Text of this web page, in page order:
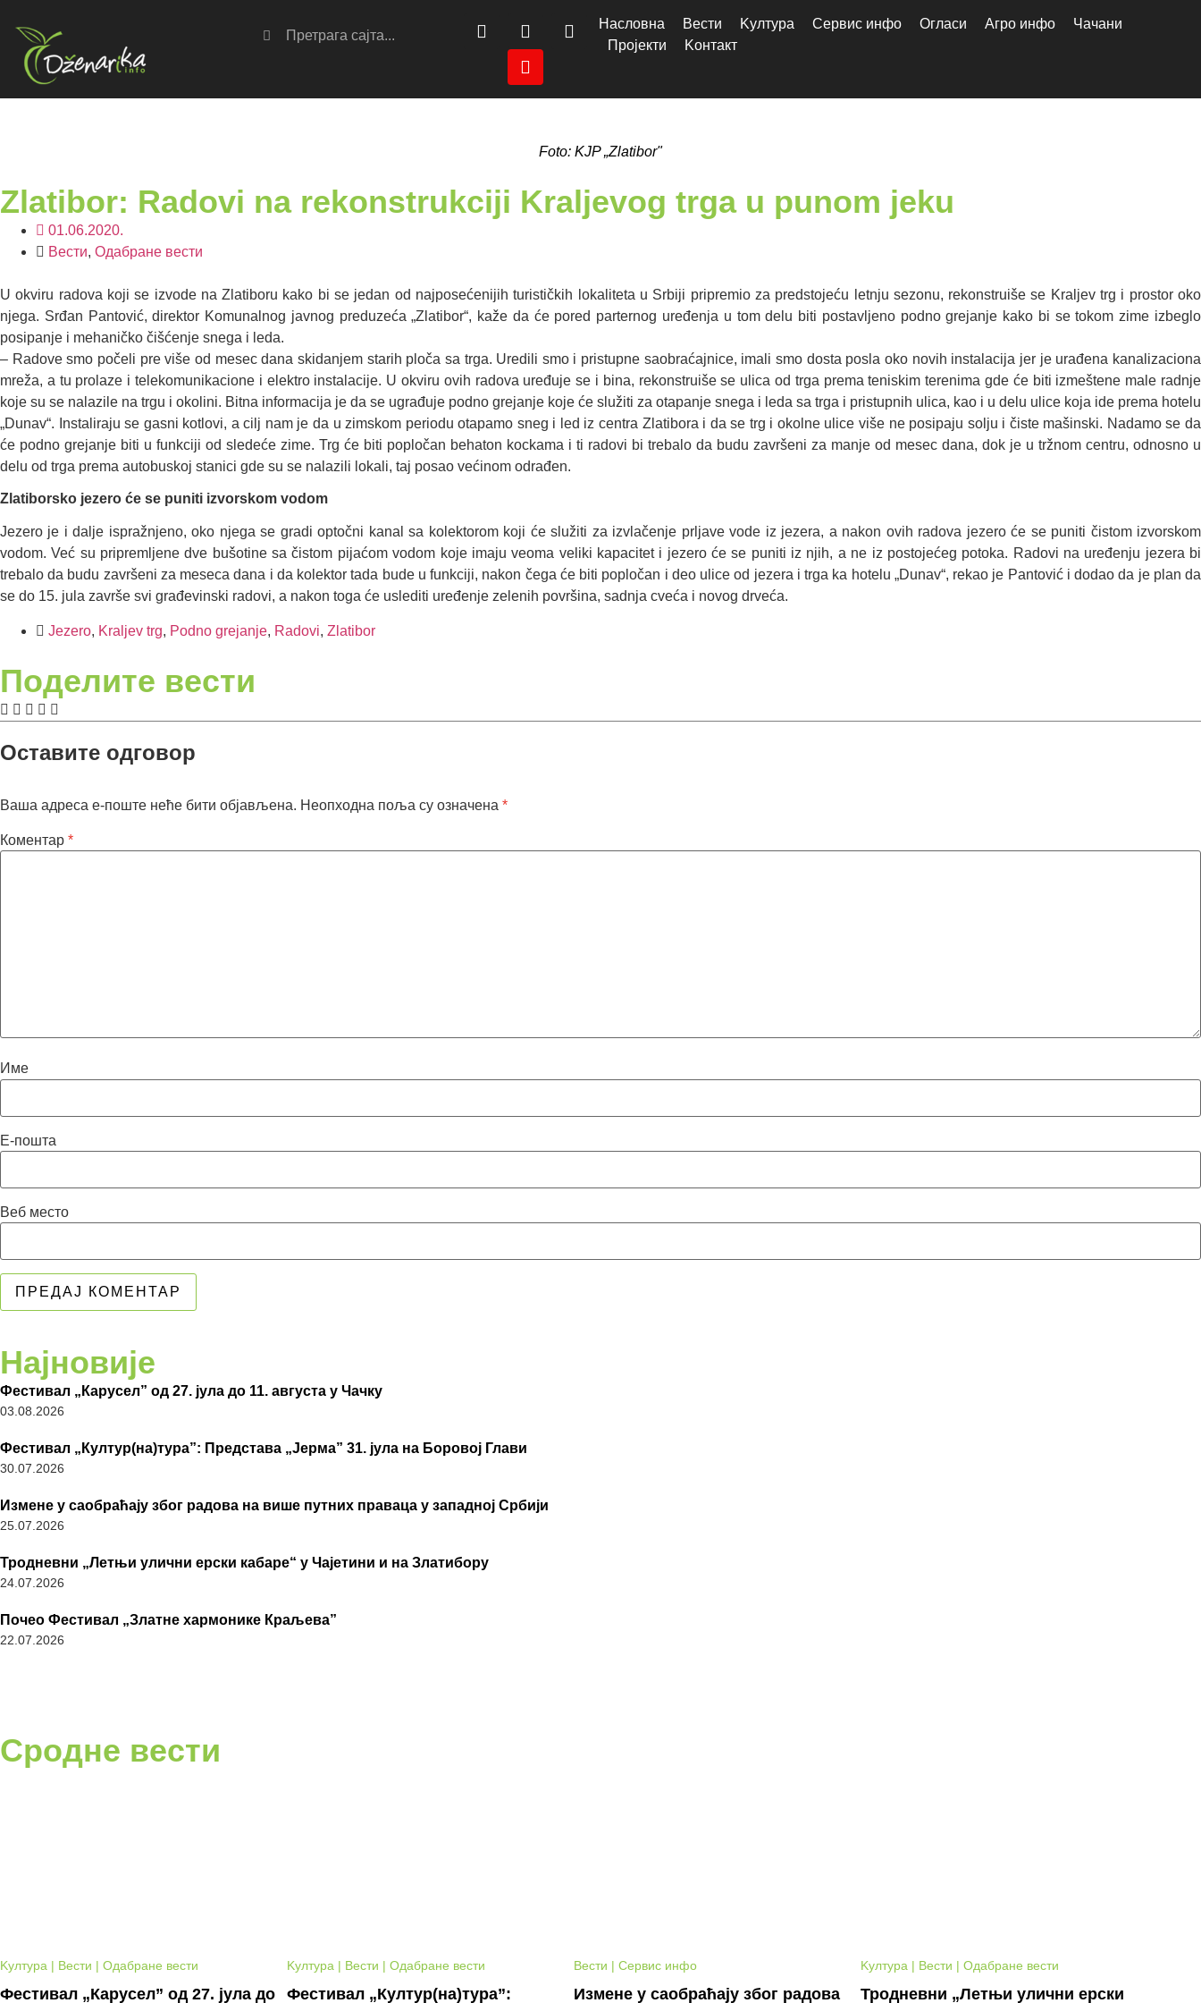
Насловна Вести Kултура Сервис инфо Огласи Агро инфо
Чачани
Пројекти
Kонтакт
Foto: KJP „Zlatibor"
Zlatibor: Radovi na rekonstrukciji Kraljevog trga u punom jeku
01.06.2020.
Вести, Одабране вести
U okviru radova koji se izvode na Zlatiboru kako bi se jedan od najposećenijih turističkih lokaliteta u Srbiji pripremio za predstojeću letnju sezonu, rekonstruiše se Kraljev trg i prostor oko
njega. Srđan Pantović, direktor Komunalnog javnog preduzeća „Zlatibor“, kaže da će pored parternog uređenja u tom delu biti postavljeno podno grejanje kako bi se tokom zime izbeglo
posipanje i mehaničko čišćenje snega i leda.
– Radove smo počeli pre više od mesec dana skidanjem starih ploča sa trga. Uredili smo i pristupne saobraćajnice, imali smo dosta posla oko novih instalacija jer je urađena kanalizaciona
mreža, a tu prolaze i telekomunikacione i elektro instalacije. U okviru ovih radova uređuje se i bina, rekonstruiše se ulica od trga prema teniskim terenima gde će biti izmeštene male radnje
koje su se nalazile na trgu i okolini. Bitna informacija je da se ugrađuje podno grejanje koje će služiti za otapanje snega i leda sa trga i pristupnih ulica, kao i u delu ulice koja ide prema hotelu
„Dunav“. Instaliraju se gasni kotlovi, a cilj nam je da u zimskom periodu otapamo sneg i led iz centra Zlatibora i da se trg i okolne ulice više ne posipaju solju i čiste mašinski. Nadamo se da
će podno grejanje biti u funkciji od sledeće zime. Trg će biti popločan behaton kockama i ti radovi bi trebalo da budu završeni za manje od mesec dana, dok je u tržnom centru, odnosno u
delu od trga prema autobuskoj stanici gde su se nalazili lokali, taj posao većinom odrađen.
Zlatiborsko jezero će se puniti izvorskom vodom
Jezero je i dalje ispražnjeno, oko njega se gradi optočni kanal sa kolektorom koji će služiti za izvlačenje prljave vode iz jezera, a nakon ovih radova jezero će se puniti čistom izvorskom
vodom. Već su pripremljene dve bušotine sa čistom pijaćom vodom koje imaju veoma veliki kapacitet i jezero će se puniti iz njih, a ne iz postojećeg potoka. Radovi na uređenju jezera bi
trebalo da budu završeni za meseca dana i da kolektor tada bude u funkciji, nakon čega će biti popločan i deo ulice od jezera i trga ka hotelu „Dunav“, rekao je Pantović i dodao da je plan da
se do 15. jula završe svi građevinski radovi, a nakon toga će uslediti uređenje zelenih površina, sadnja cveća i novog drveća.
Jezero, Kraljev trg, Podno grejanje, Radovi, Zlatibor
Поделите вести
Оставите одговор
Ваша адреса е-поште неће бити објављена. Неопходна поља су означена *
Коментар *
Име
Е-пошта
Веб место
Најновије
Фестивал „Карусел” од 27. јула до 11. августа у Чачку
03.08.2026
Фестивал „Култур(на)тура”: Представа „Јерма” 31. јула на Боровој Глави
30.07.2026
Измене у саобраћају због радова на више путних праваца у западној Србији
25.07.2026
Тродневни „Летњи улични ерски кабаре“ у Чајетини и на Златибору
24.07.2026
Почео Фестивал „Златне хармонике Краљева”
22.07.2026
Сродне вести
Kултура | Вести | Одабране вести
Фестивал „Карусел” од 27. јула до
Kултура | Вести | Одабране вести
Фестивал „Култур(на)тура”:
Вести | Сервис инфо
Измене у саобраћају због радова
Kултура | Вести | Одабране вести
Тродневни „Летњи улични ерски